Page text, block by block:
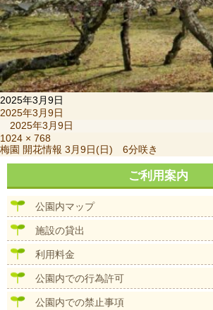
2025年3月9日
投
日:
2025年3月9日
2025年3月9日
フ
ル
サ
ズ
1024 × 768
投
稿
ビ
梅園 開花情報 3月9日(日) 6分咲き
ご利用案内
公園内マップ
施設の貸出
利用料金
公園内での行為許可
公園内での禁止事項